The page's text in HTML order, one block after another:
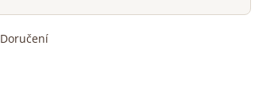
Doručení